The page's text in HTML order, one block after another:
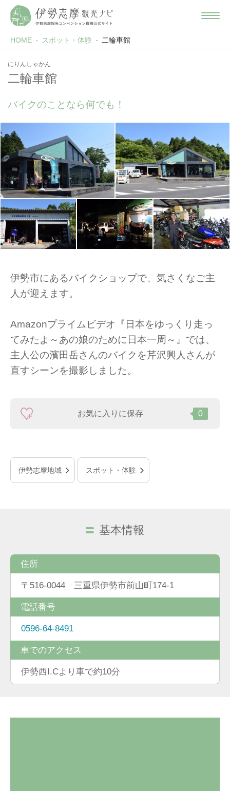
HOME スポット・体験 二輪車館
にりんしゃかん
二輪車館
バイクのことなら何でも！
伊勢市にあるバイクショップで、気さくなご主
人が迎えます。
Amazonプライムビデオ『日本をゆっくり走っ
てみたよ～あの娘のために日本一周～』では、
主人公の濱田岳さんのバイクを芹沢興人さんが
直すシーンを撮影しました。
お気に入りに保存 0
伊勢志摩地域 スポット・体験
基本情報
住所
〒516-0044 三重県伊勢市前山町174-1
電話番号
0596-64-8491
車でのアクセス
伊勢西I.Cより車で約10分